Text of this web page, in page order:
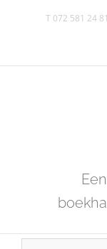
T 072 581 24 81